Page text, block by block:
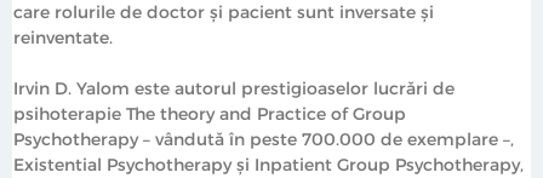
care rolurile de doctor şi pacient sunt inversate şi
reinventate.
Irvin D. Yalom este autorul prestigioaselor lucrări de
psihoterapie The theory and Practice of Group
Psychotherapy – vândută în peste 700.000 de exemplare –,
Existential Psychotherapy şi Inpatient Group Psychotherapy,